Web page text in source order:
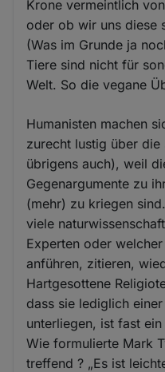
Krone vermeintlich
oder ob wir uns diese
(Was im Grunde ja
Tiere sind nicht für
Welt. So die vegane
Humanisten machen
zurecht lustig über
übrigens auch), weil
Gegenargumente zu
(mehr) zu kriegen
viele
Experten oder
anführen, zitieren,
Hartgesottene
dass sie lediglich
unterliegen, ist fast
Wie formulierte Mark
treffend ? „Es ist